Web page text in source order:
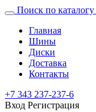
Поиск по каталогу
Главная
Шины
Диски
Доставка
Контакты
+7 343 237-237-6
Вход Регистрация